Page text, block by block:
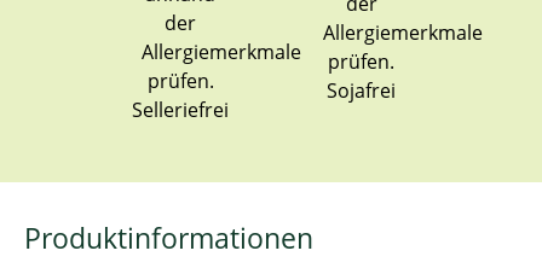
Selleriefrei
Sojafrei
Produktinformationen